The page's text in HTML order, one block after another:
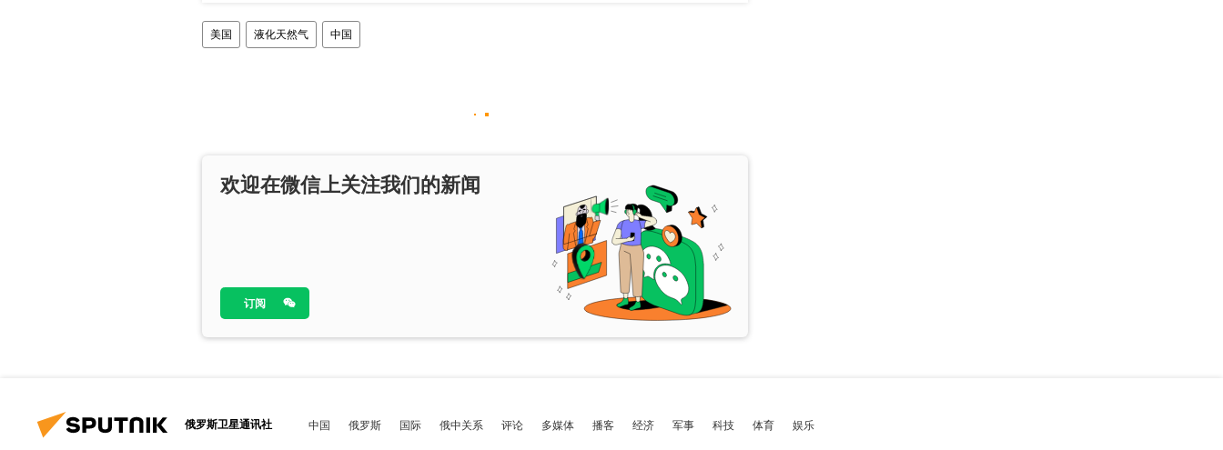
美国 液化天然气 中国
欢迎在微信上关注我们的新闻
订阅
俄罗斯卫星通讯社 中国 俄罗斯 国际 俄中关系 评论 多媒体 播客 经济 军事 科技 体育 娱乐